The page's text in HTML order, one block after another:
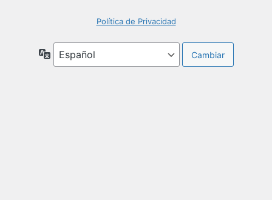
Política de Privacidad
Idioma